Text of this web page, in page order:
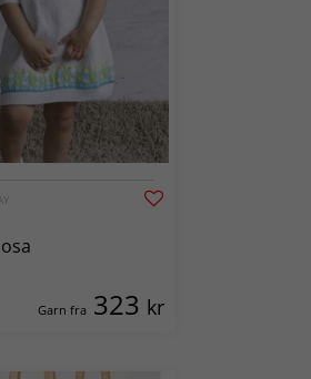
Garn fra 323 kr